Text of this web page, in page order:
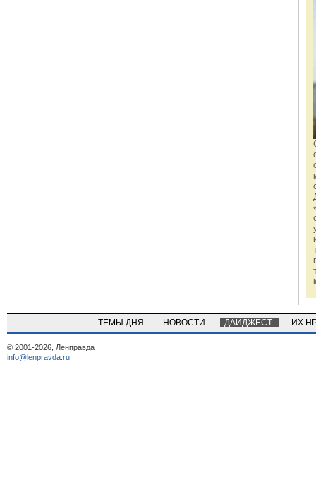
ТЕМЫ ДНЯ НОВОСТИ ДАЙДЖЕСТ ИХ
© 2001-2026, Ленправда
info@lenpravda.ru